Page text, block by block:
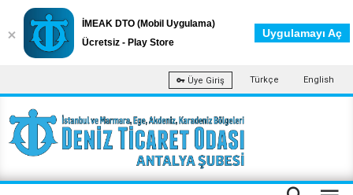
Üye Giriş Türkçe English
İMEAK DTO (Mobil Uygulama)
Ücretsiz - Play Store
Uygulamayı Aç